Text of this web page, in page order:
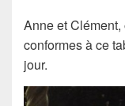
Anne et Clément,
conformes à ce
jour.